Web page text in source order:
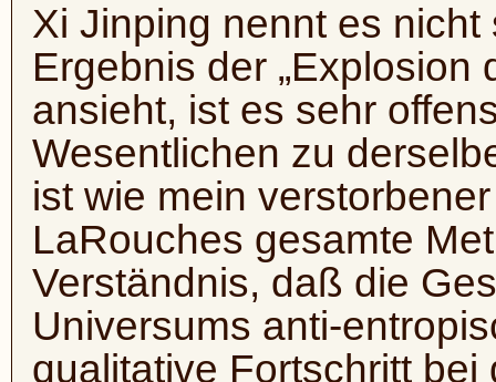
Xi Jinping nennt es
Ergebnis der „Explosion
ansieht, ist es sehr
Wesentlichen zu
ist wie mein
LaRouches gesamte
Verständnis, daß die
Universums anti-
qualitative Fortschritt